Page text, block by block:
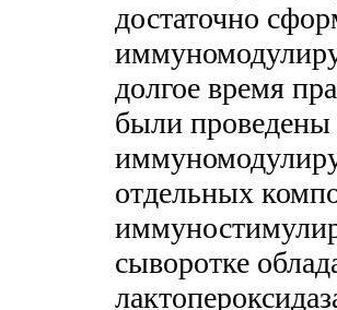
достаточно
долгое время
были проведены
отдельных
сыворотке